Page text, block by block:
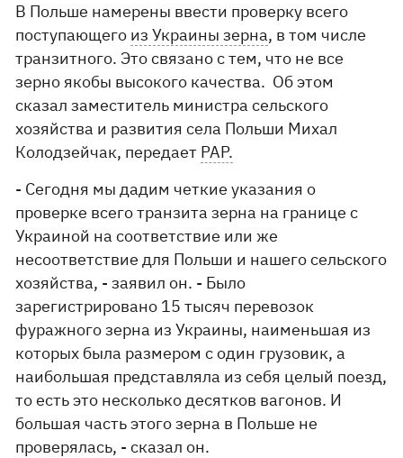
В Польше намерены ввести проверку всего
поступающего из Украины зерна, в том числе
транзитного. Это связано с тем, что не все
зерно якобы высокого качества. Об этом
сказал заместитель министра сельского
хозяйства и развития села Польши Михал
Колодзейчак, передает РАР.
- Сегодня мы дадим четкие указания о
проверке всего транзита зерна на границе с
Украиной на соответствие или же
несоответствие для Польши и нашего сельского
хозяйства, - заявил он. - Было
зарегистрировано 15 тысяч перевозок
фуражного зерна из Украины, наименьшая из
которых была размером с один грузовик, а
наибольшая представляла из себя целый поезд,
то есть это несколько десятков вагонов. И
большая часть этого зерна в Польше не
проверялась, - сказал он.